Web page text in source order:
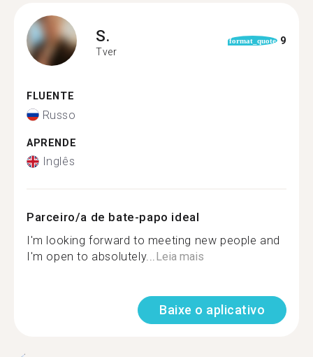
S.
Tver
format_quote 9
FLUENTE
Russo
APRENDE
Inglês
Parceiro/a de bate-papo ideal
I'm looking forward to meeting new people and
I'm open to absolutely...Leia mais
Baixe o aplicativo